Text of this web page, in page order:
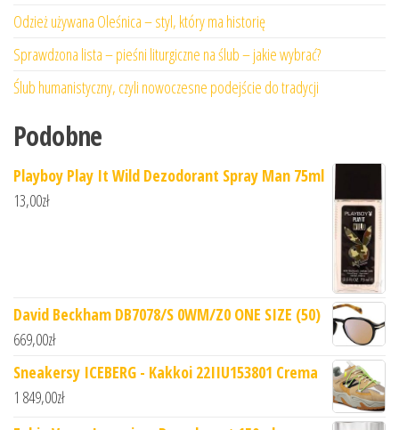
Odzież używana Oleśnica – styl, który ma historię
Sprawdzona lista – pieśni liturgiczne na ślub – jakie wybrać?
Ślub humanistyczny, czyli nowoczesne podejście do tradycji
Podobne
Playboy Play It Wild Dezodorant Spray Man 75ml
13,00zł
David Beckham DB7078/S 0WM/Z0 ONE SIZE (50)
669,00zł
Sneakersy ICEBERG - Kakkoi 22IIU153801 Crema
1 849,00zł